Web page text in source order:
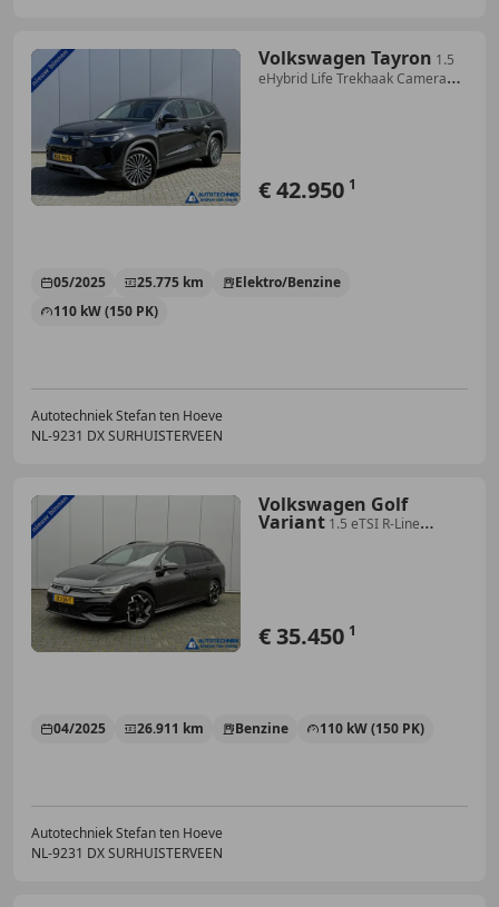
Volkswagen Tayron 1.5
eHybrid Life Trekhaak Camera
€ 42.950 1
05/2025 25.775 km
Elektro/Benzine
110 kW (150 PK)
Autotechniek Stefan ten Hoeve
NL-9231 DX SURHUISTERVEEN
Volkswagen Golf
Variant 1.5 eTSI R-Line
€ 35.450 1
04/2025 26.911 km Benzine 110 kW (150 PK)
Autotechniek Stefan ten Hoeve
NL-9231 DX SURHUISTERVEEN